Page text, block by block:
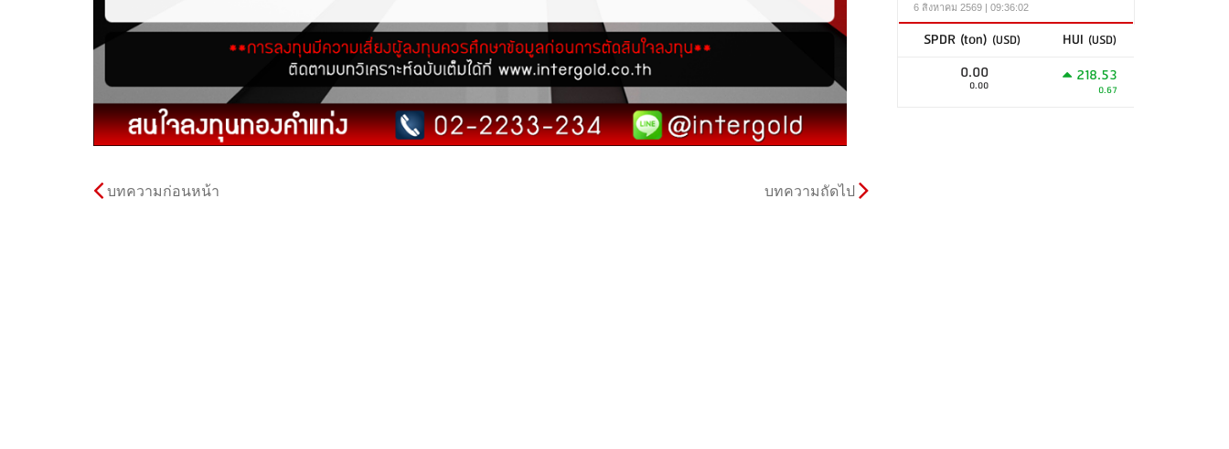
บทความก่อนหน้า บทความถัดไป
6 สิงหาคม 2569 | 09:36:02
SPDR (ton) (USD) HUI (USD)
0.00
0.00 218.53
0.67